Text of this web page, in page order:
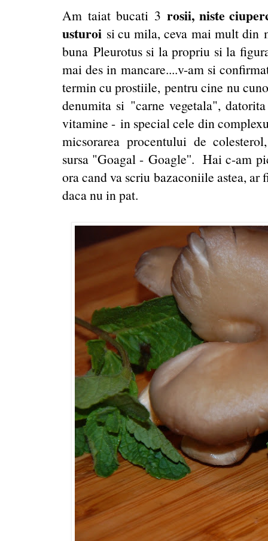
Am taiat bucati 3 rosii, niste
usturoi si cu mila, ceva mai mult din
buna Pleurotus si la propriu si la
mai des in mancare....v-am si
termin cu prostiile, pentru cine nu
denumita si "carne vegetala",
vitamine - in special cele din
micsorarea procentului de
sursa "Goagal - Goagle''. Hai c-am
ora cand va scriu bazaconiile astea, ar
daca nu in pat.